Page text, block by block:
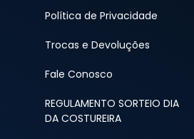
Política de Privacidade
Trocas e Devoluções
Fale Conosco
REGULAMENTO SORTEIO DIA
DA COSTUREIRA